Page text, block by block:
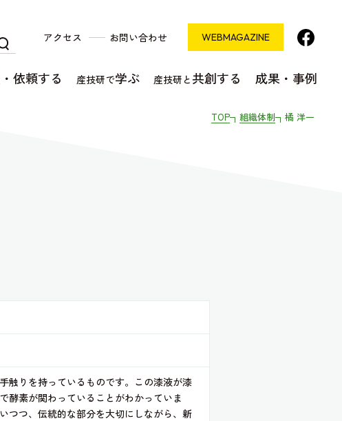
アクセス お問い合わせ WEBMAGAZINE
依頼する 産技研で学ぶ 産技研と 共創する 成果・事例
TOP 組織体制 橘 洋一
触りを持っているものです。この漆液が漆
酵素が関わっていることがわかっていま
つつ、伝統的な部分を大切にしながら、新